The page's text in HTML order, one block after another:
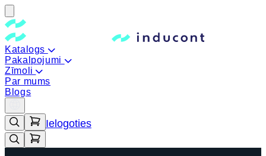
Katalogs
Pakalpojumi
Zīmoli
Par mums
Blogs
Ielogoties